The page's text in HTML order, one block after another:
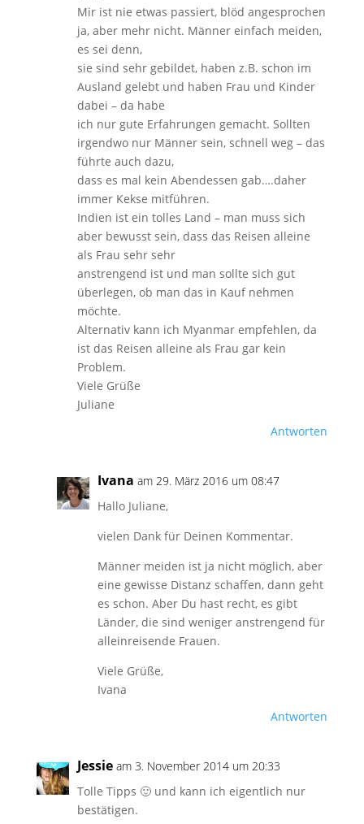
Mir ist nie etwas passiert, blöd angesprochen
ja, aber mehr nicht. Männer einfach meiden,
es sei denn,
sie sind sehr gebildet, haben z.B. schon im
Ausland gelebt und haben Frau und Kinder
dabei – da habe
ich nur gute Erfahrungen gemacht. Sollten
irgendwo nur Männer sein, schnell weg – das
führte auch dazu,
dass es mal kein Abendessen gab….daher
immer Kekse mitführen.
Indien ist ein tolles Land – man muss sich
aber bewusst sein, dass das Reisen alleine
als Frau sehr sehr
anstrengend ist und man sollte sich gut
überlegen, ob man das in Kauf nehmen
möchte.
Alternativ kann ich Myanmar empfehlen, da
ist das Reisen alleine als Frau gar kein
Problem.
Viele Grüße
Juliane
Antworten
Ivana am 29. März 2016 um 08:47
Hallo Juliane,
vielen Dank für Deinen Kommentar.
Männer meiden ist ja nicht möglich, aber
eine gewisse Distanz schaffen, dann geht
es schon. Aber Du hast recht, es gibt
Länder, die sind weniger anstrengend für
alleinreisende Frauen.
Viele Grüße,
Ivana
Antworten
Jessie am 3. November 2014 um 20:33
Tolle Tipps 🙂 und kann ich eigentlich nur
bestätigen.